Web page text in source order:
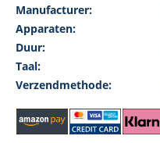
Manufacturer:
Apparaten:
Duur:
Taal:
Verzendmethode: